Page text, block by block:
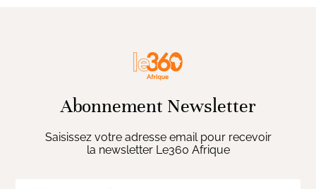
Abonnement Newsletter
Saisissez votre adresse email pour recevoir
la newsletter Le360 Afrique